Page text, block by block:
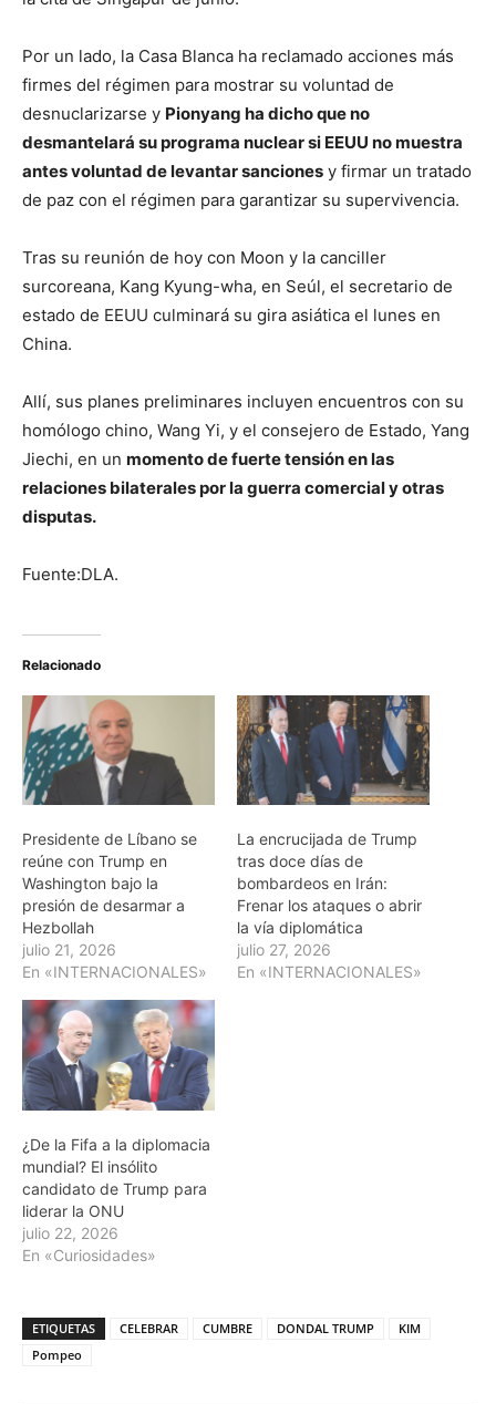
Por un lado, la Casa Blanca ha reclamado acciones más
firmes del régimen para mostrar su voluntad de
desnuclarizarse y Pionyang ha dicho que no
desmantelará su programa nuclear si EEUU no muestra
antes voluntad de levantar sanciones y firmar un tratado
de paz con el régimen para garantizar su supervivencia.
Tras su reunión de hoy con Moon y la canciller
surcoreana, Kang Kyung-wha, en Seúl, el secretario de
estado de EEUU culminará su gira asiática el lunes en
China.
Allí, sus planes preliminares incluyen encuentros con su
homólogo chino, Wang Yi, y el consejero de Estado, Yang
Jiechi, en un momento de fuerte tensión en las
relaciones bilaterales por la guerra comercial y otras
disputas.
Fuente:DLA.
Relacionado
Presidente de Líbano se
reúne con Trump en
Washington bajo la
presión de desarmar a
Hezbollah
julio 21, 2026
En «INTERNACIONALES»
La encrucijada de Trump
tras doce días de
bombardeos en Irán:
Frenar los ataques o abrir
la vía diplomática
julio 27, 2026
En «INTERNACIONALES»
¿De la Fifa a la diplomacia
mundial? El insólito
candidato de Trump para
liderar la ONU
julio 22, 2026
En «Curiosidades»
ETIQUETAS CELEBRAR CUMBRE DONDAL TRUMP
KIM
Pompeo